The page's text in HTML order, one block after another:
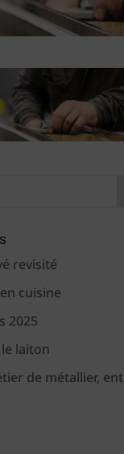
revisité
cuisine
2025
laiton
de métallier,